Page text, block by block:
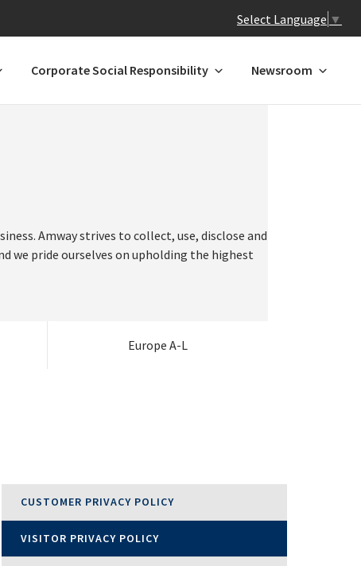
Select Language ▼
Corporate Social Responsibility Newsroom
Amway strives to collect, use, disclose and
we pride ourselves on upholding the highest
Europe A-L
CUSTOMER PRIVACY POLICY
VISITOR PRIVACY POLICY
Macau*